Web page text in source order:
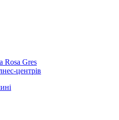
Rosa Gres
центрів